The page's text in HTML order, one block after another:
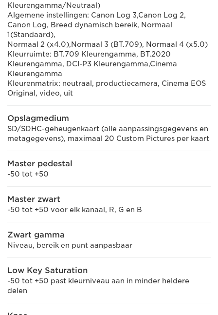
Kleurengamma/Neutraal)
Algemene instellingen: Canon Log 3,Canon Log 2,
Canon Log, Breed dynamisch bereik, Normaal
1(Standaard),
Normaal 2 (x4.0),Normaal 3 (BT.709), Normaal 4 (x5.0)
Kleurruimte: BT.709 Kleurengamma, BT.2020
Kleurengamma, DCI-P3 Kleurengamma,Cinema
Kleurengamma
Kleurenmatrix: neutraal, productiecamera, Cinema EOS
Original, video, uit
Opslagmedium
SD/SDHC-geheugenkaart (alle aanpassingsgegevens en
metagegevens), maximaal 20 Custom Pictures per kaart
Master pedestal
-50 tot +50
Master zwart
-50 tot +50 voor elk kanaal, R, G en B
Zwart gamma
Niveau, bereik en punt aanpasbaar
Low Key Saturation
-50 tot +50 past kleurniveau aan in minder heldere
delen